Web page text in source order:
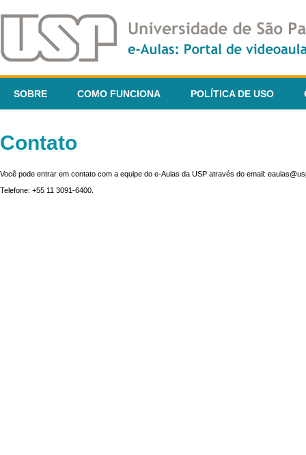
SOBRE COMO FUNCIONA POLÍTICA DE USO
Contato
Você pode entrar em contato com a equipe do e-Aulas da USP através do email:
Telefone: +55 11 3091-6400.